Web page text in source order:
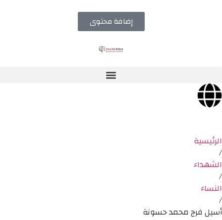
إضافة محتوى
الرئيسية
/
الشهداء
/
النساء
/
أسيل فرج محمد حسونة